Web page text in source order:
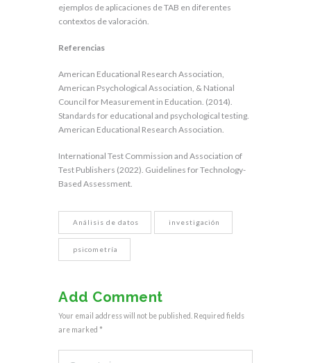
ejemplos de aplicaciones de TAB en diferentes
contextos de valoración.
Referencias
American Educational Research Association,
American Psychological Association, & National
Council for Measurement in Education. (2014).
Standards for educational and psychological testing.
American Educational Research Association.
International Test Commission and Association of
Test Publishers (2022). Guidelines for Technology-
Based Assessment.
Análisis de datos investigación
psicometría
Add Comment
Your email address will not be published. Required fields
are marked *